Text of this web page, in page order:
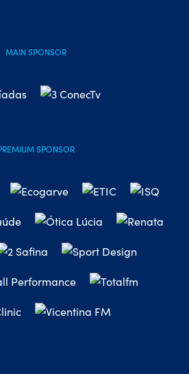
MAIN SPONSOR
SPONSOR